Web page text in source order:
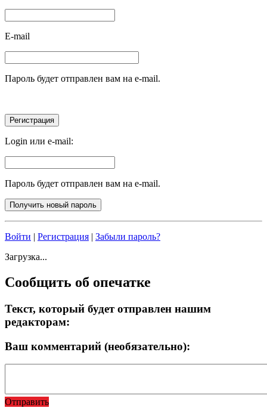
E-mail
Пароль будет отправлен вам на e-mail.
Login или e-mail:
Пароль будет отправлен вам на e-mail.
Войти | Регистрация | Забыли пароль?
Загрузка...
Сообщить об опечатке
Текст, который будет отправлен нашим
редакторам:
Ваш комментарий (необязательно):
Отправить